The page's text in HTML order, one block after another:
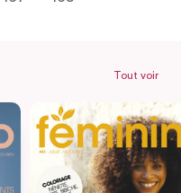
Tout voir